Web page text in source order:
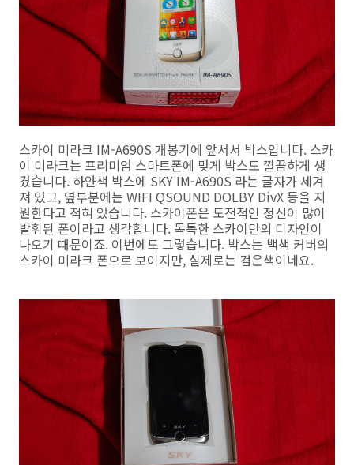
스카이 미라크 IM-A690S 개봉기에 앞서서 박스입니다. 스카
이 미라크는 프리미엄 스마트폰에 맞게 박스도 깔끔하게 생
겼습니다. 하얀색 박스에 SKY IM-A690S 라는 글자가 세겨
져 있고, 옆부분에는 WIFI QSOUND DOLBY DivX 등을 지
원한다고 적혀 있습니다. 스카이폰은 도전적인 정신이 많이
발휘된 폰이라고 생각합니다. 독특한 스카이만의 디자인이
나오기 때문이죠. 이번에도 그렇습니다. 박스는 백색 커버의
스카이 미라크 폰으로 보이지만, 실제로는 검은색이네요.